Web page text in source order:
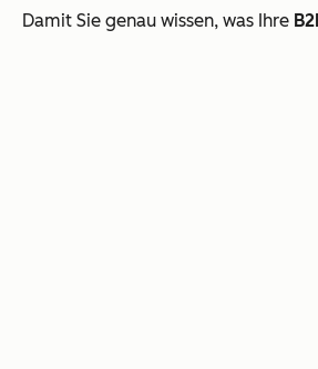
Damit Sie genau wissen, was Ihre